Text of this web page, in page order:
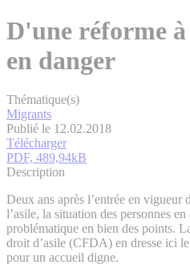
D'une réforme
en danger
Thématique(s)
Migrants
Publié le 12.02.2018
Télécharger
PDF, 489,94kB
Description
Deux ans après l’entrée en
l’asile, la situation des personnes en
problématique en bien des points.
droit d’asile (CFDA) en dresse ici
pour un accueil digne.